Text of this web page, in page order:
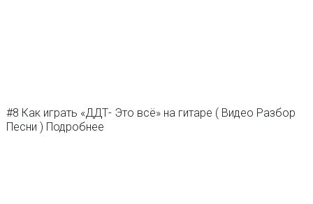
#8 Как играть «ДДТ- Это всё» на гитаре ( Видео Разбор
Песни ) Подробнее